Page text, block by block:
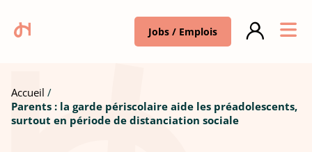
Jobs / Emplois
Accueil
Parents : la garde périscolaire aide les préadolescents,
surtout en période de distanciation sociale